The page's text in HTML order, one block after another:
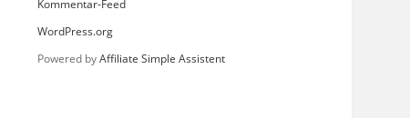
Kommentar-Feed
WordPress.org
Powered byAffiliate Simple Assistent